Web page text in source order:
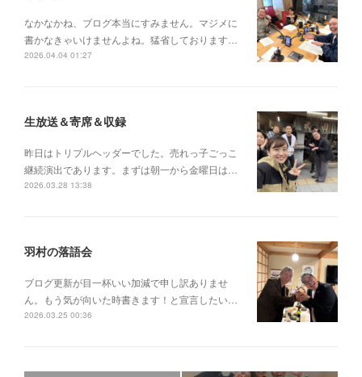
なかなかね、ブログ本当にすみません。マジメに
書かなきゃいけませんよね。猛省しております…
2026.04.04 01:27
生放送＆寄席＆収録
昨日はトリプルヘッダーでした。売れっ子ごっこ
継続演出であります。まずは朝一から金曜日は…
2026.03.28 13:38
羽村の落語会
ブログ更新が目一杯いい加減で申し訳ありませ
ん。もう気が向いた時書きます！と宣言したい…
2026.03.25 00:36